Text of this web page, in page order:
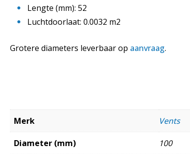
Lengte (mm): 52
Luchtdoorlaat: 0.0032 m2
Grotere diameters leverbaar op aanvraag.
Merk Vents
Diameter (mm) 100